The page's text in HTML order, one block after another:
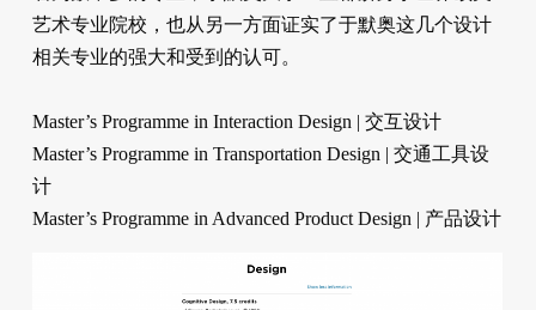
艺术专业院校，也从另一方面证实了于默奥这几个设计
相关专业的强大和受到的认可。
Master’s Programme in Interaction Design | 交互设计
Master’s Programme in Transportation Design | 交通工具设
计
Master’s Programme in Advanced Product Design | 产品设计